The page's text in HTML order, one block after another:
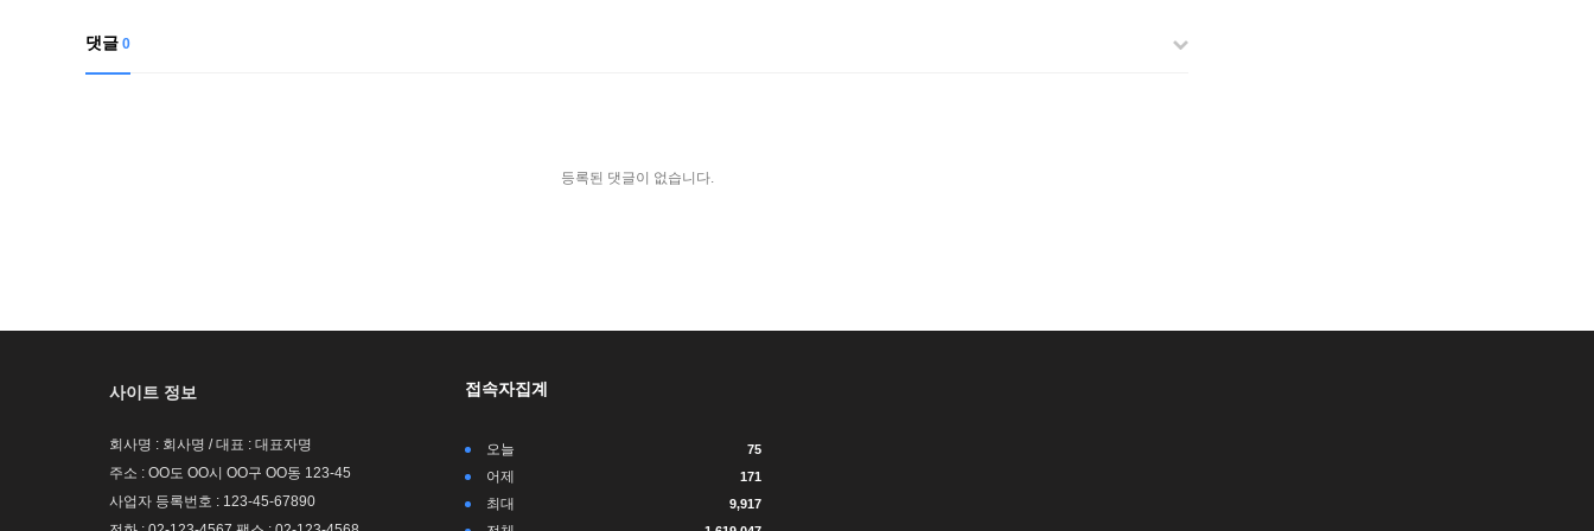
댓글 0
등록된 댓글이 없습니다.
사이트 정보
회사명 : 회사명 / 대표 : 대표자명
주소 : OO도 OO시 OO구 OO동 123-45
사업자 등록번호 : 123-45-67890
접속자집계
오늘 75
어제 171
최대 9,917